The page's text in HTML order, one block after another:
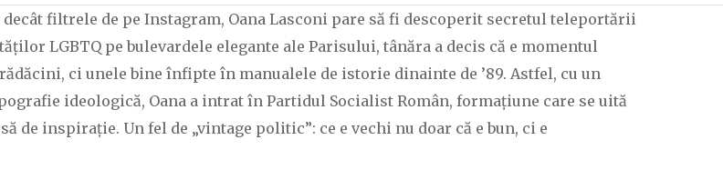
1 IANUARIE 2026 230 LIKES
filtrele de pe Instagram, Oana Lasconi pare să fi descoperit secretul teleportării
LGBTQ pe bulevardele elegante ale Parisului, tânăra a decis că e momentul
ci unele bine înfipte în manualele de istorie dinainte de ’89. Astfel, cu un
ideologică, Oana a intrat în Partidul Socialist Român, formațiune care se uită
de inspirație. Un fel de „vintage politic”: ce e vechi nu doar că e bun, ci e